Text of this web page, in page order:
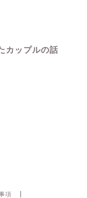
カップルの話
項